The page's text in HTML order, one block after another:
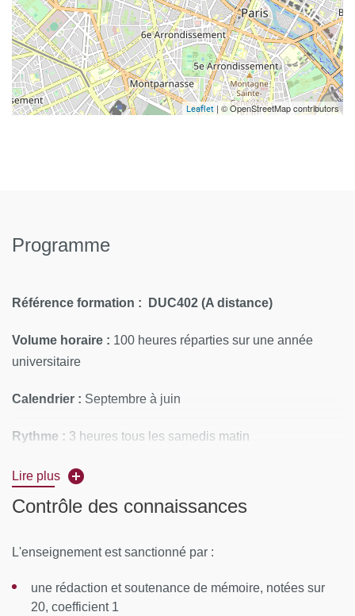
Leaflet | © OpenStreetMap contributors
Programme
Référence formation : DUC402 (A distance)
Volume horaire : 100 heures réparties sur une année
universitaire
Calendrier : Septembre à juin
Rythme : 3 heures tous les samedis matin
Lieu :en ligne
Moyens pédagogiques et techniques :Les supports
Moodle.
Pour renseignements et précisions sur le cursus,
merci de vous adresser au Coordinateur Pédagogique
Lire plus
Contrôle des connaissances
L'enseignement est sanctionné par :
une rédaction et soutenance de mémoire, notées sur
20, coefficient 1